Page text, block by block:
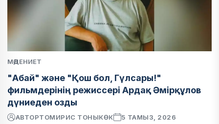
МӘДЕНИЕТ
"Абай" және "Қош бол, Гүлсары!"
фильмдерінің режиссері Ардақ Әмірқұлов
дүниеден озды
АВТОРТОМИРИС ТОНЫКӨК 5 ТАМЫЗ, 2026